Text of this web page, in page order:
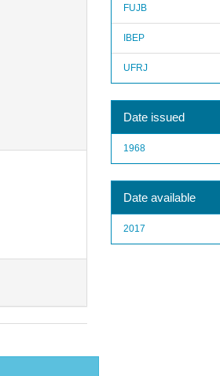
FUJB
IBEP
UFRJ
Date issued
1968
Date available
2017